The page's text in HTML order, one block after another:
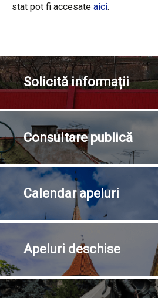
stat pot fi accesate aici.
Solicităinformații
Consultarepublică
Calendarapeluri
Apeluri deschise